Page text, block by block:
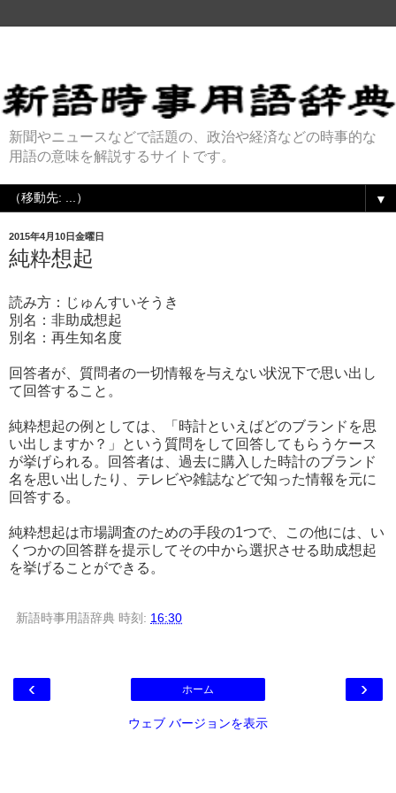
新聞やニュースなどで話題の、政治や経済などの時事的な
用語の意味を解説するサイトです。
▼
2015年4月10日金曜日
純粋想起
読み方：じゅんすいそうき
別名：非助成想起
別名：再生知名度
回答者が、質問者の一切情報を与えない状況下で思い出し
て回答すること。
純粋想起の例としては、「時計といえばどのブランドを思
い出しますか？」という質問をして回答してもらうケース
が挙げられる。回答者は、過去に購入した時計のブランド
名を思い出したり、テレビや雑誌などで知った情報を元に
回答する。
純粋想起は市場調査のための手段の1つで、この他には、い
くつかの回答群を提示してその中から選択させる助成想起
を挙げることができる。
新語時事用語辞典 時刻: 16:30
‹ ›
ホーム
ウェブ バージョンを表示